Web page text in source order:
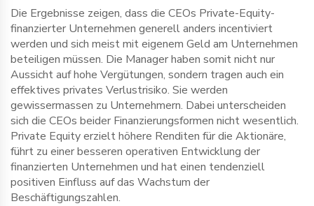
Die Ergebnisse zeigen, dass die CEOs Private-Equity-
finanzierter Unternehmen generell anders incentiviert
werden und sich meist mit eigenem Geld am Unternehmen
beteiligen müssen. Die Manager haben somit nicht nur
Aussicht auf hohe Vergütungen, sondern tragen auch ein
effektives privates Verlustrisiko. Sie werden
gewissermassen zu Unternehmern. Dabei unterscheiden
sich die CEOs beider Finanzierungsformen nicht wesentlich.
Private Equity erzielt höhere Renditen für die Aktionäre,
führt zu einer besseren operativen Entwicklung der
finanzierten Unternehmen und hat einen tendenziell
positiven Einfluss auf das Wachstum der
Beschäftigungszahlen.